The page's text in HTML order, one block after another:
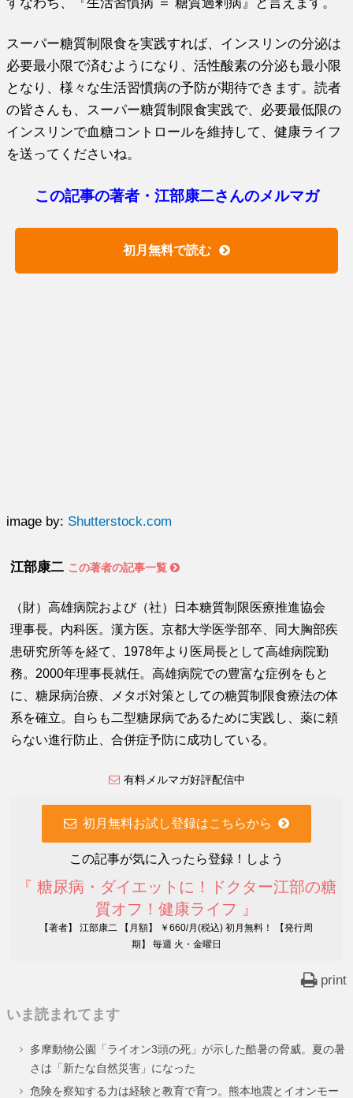
スーパー糖質制限食を実践すれば、インスリンの分泌は
必要最小限で済むようになり、活性酸素の分泌も最小限
となり、様々な生活習慣病の予防が期待できます。読者
の皆さんも、スーパー糖質制限食実践で、必要最低限の
インスリンで血糖コントロールを維持して、健康ライフ
を送ってくださいね。
この記事の著者・江部康二さんのメルマガ
初月無料で読む
image by: Shutterstock.com
江部康二 この著者の記事一覧
（財）高雄病院および（社）日本糖質制限医療推進協会
理事長。内科医。漢方医。京都大学医学部卒、同大胸部疾
患研究所等を経て、1978年より医局長として高雄病院勤
務。2000年理事長就任。高雄病院での豊富な症例をもと
に、糖尿病治療、メタボ対策としての糖質制限食療法の体
系を確立。自らも二型糖尿病であるために実践し、薬に頼
らない進行防止、合併症予防に成功している。
有料メルマガ好評配信中
初月無料お試し登録はこちらから
この記事が気に入ったら登録！しよう
『 糖尿病・ダイエットに！ドクター江部の糖
質オフ！健康ライフ 』
【著者】 江部康二 【月額】 ￥660/月(税込) 初月無料！ 【発行周
期】 毎週 火・金曜日
print
いま読まれてます
多摩動物公園「ライオン3頭の死」が示した酷暑の脅威。夏の暑
さは「新たな自然災害」になった
危険を察知する力は経験と教育で育つ。熊本地震とイオンモー